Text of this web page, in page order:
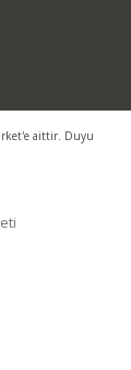
aittir. Duyu